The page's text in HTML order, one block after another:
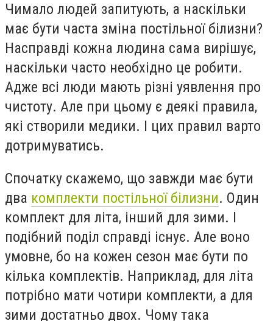
Чимало людей запитують, а наскільки
має бути часта зміна постільної білизни?
Насправді кожна людина сама вирішує,
наскільки часто необхідно це робити.
Адже всі люди мають різні уявлення про
чистоту. Але при цьому є деякі правила,
які створили медики. І цих правил варто
дотримуватись.
Спочатку скажемо, що завжди має бути
два комплекти постільної білизни. Один
комплект для літа, інший для зими. І
подібний поділ справді існує. Але воно
умовне, бо на кожен сезон має бути по
кілька комплектів. Наприклад, для літа
потрібно мати чотири комплекти, а для
зими достатньо двох. Чому така